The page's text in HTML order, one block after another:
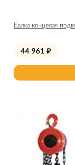
Балка концевая
44 961 ₽